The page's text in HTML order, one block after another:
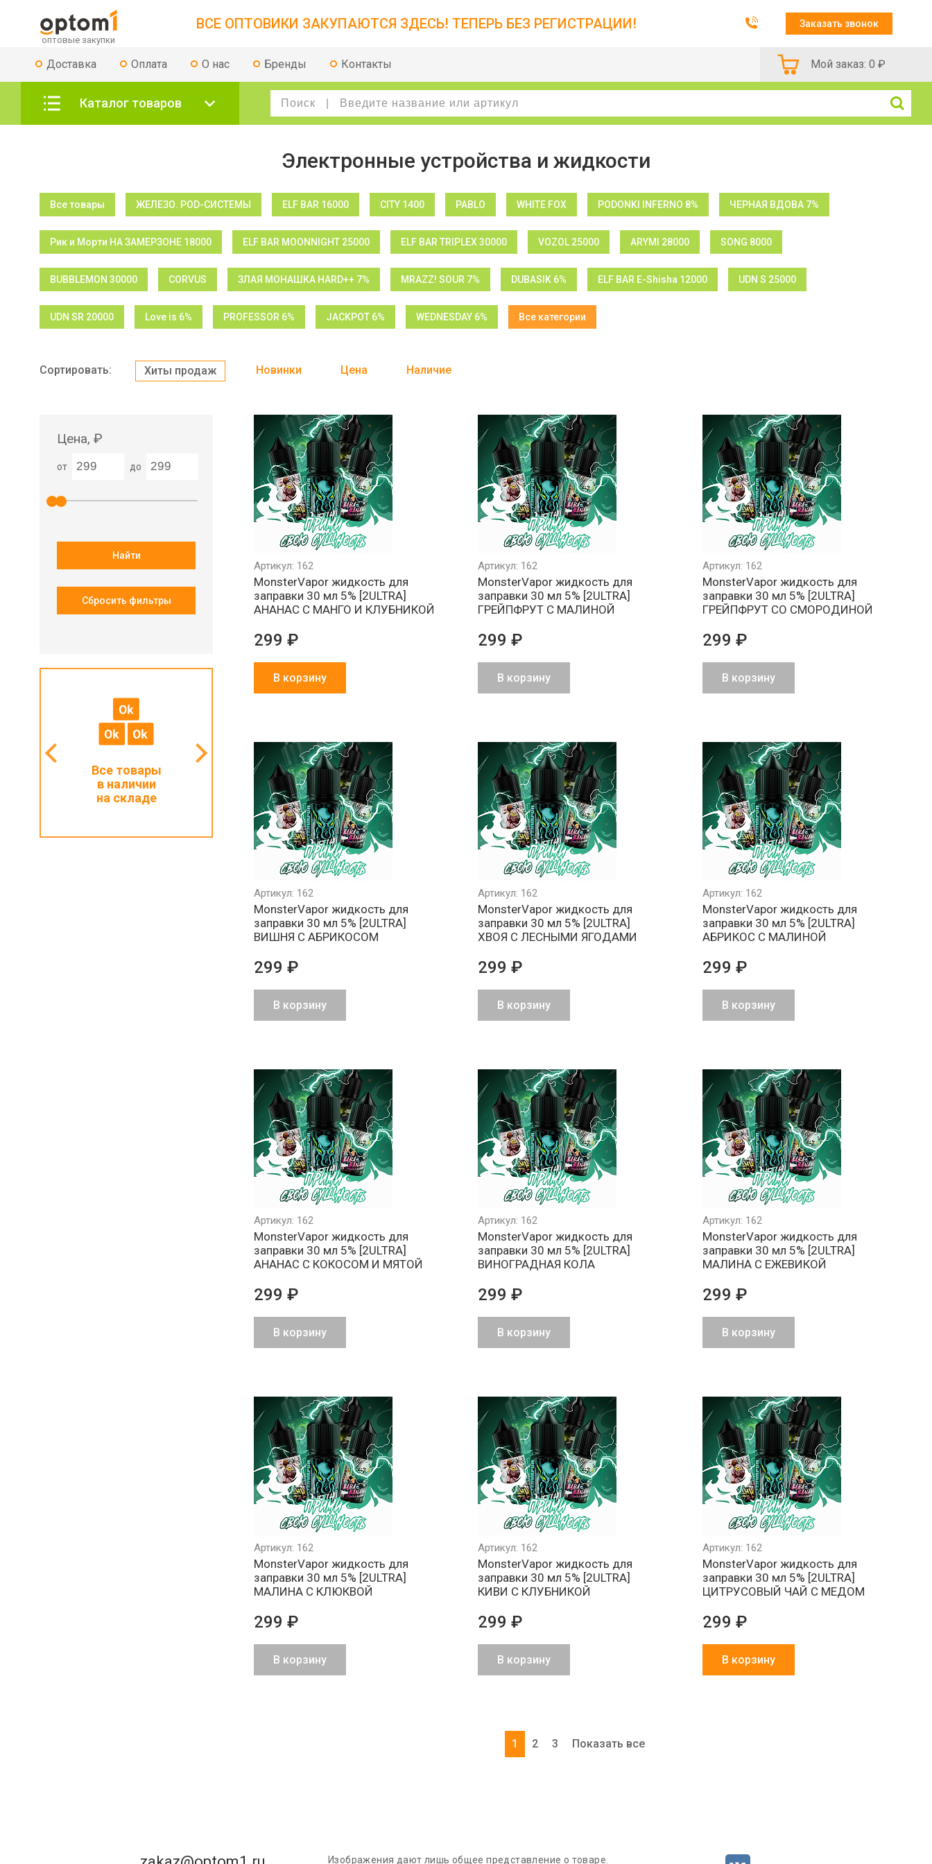
ВСЕ ОПТОВИКИ ЗАКУПАЮТСЯ ЗДЕСЬ! ТЕПЕРЬ БЕЗ РЕГИСТРАЦИИ! Заказать звонок
Доставка Оплата О нас Бренды Контакты Мой заказ: 0 ₽
Каталог товаров
Электронные устройства и жидкости
Все товары ЖЕЛЕЗО. POD-СИСТЕМЫ ELF BAR 16000 CITY 1400 PABLO WHITE FOX PODONKI INFERNO 8% ЧЕРНАЯ ВДОВА 7%
Рик и Морти НА ЗАМЕРЗОНЕ 18000 ELF BAR MOONNIGHT 25000 ELF BAR TRIPLEX 30000 VOZOL 25000 ARYMI 28000 SONG 8000
BUBBLEMON 30000 CORVUS ЗЛАЯ МОНАШКА HARD++ 7% MRAZZ! SOUR 7% DUBASIK 6% ELF BAR E-Shisha 12000 UDN S 25000
UDN SR 20000 Love is 6% PROFESSOR 6% JACKPOT 6% WEDNESDAY 6% Все категории
Сортировать: Хиты продаж Новинки Цена Наличие
Цена, ₽
от до
Найти
Сбросить фильтры
Все товары
в наличии
на складе
Работаем с ИП
и физлицами
Обмен брака
за наш счет
Агрессивно
низкие цены
Более 1500
партнеров в РФ
и СНГ
Минимальный
заказ 1000 ₽
Все товары
в наличии
на складе
Артикул: 162
MonsterVapor жидкость для
заправки 30 мл 5% [2ULTRA]
АНАНАС С МАНГО И КЛУБНИКОЙ
299 ₽
В корзину
Артикул: 162
MonsterVapor жидкость для
заправки 30 мл 5% [2ULTRA]
ГРЕЙПФРУТ С МАЛИНОЙ
299 ₽
В корзину
Артикул: 162
MonsterVapor жидкость для
заправки 30 мл 5% [2ULTRA]
ГРЕЙПФРУТ СО СМОРОДИНОЙ
299 ₽
В корзину
Артикул: 162
MonsterVapor жидкость для
заправки 30 мл 5% [2ULTRA]
ВИШНЯ С АБРИКОСОМ
299 ₽
В корзину
Артикул: 162
MonsterVapor жидкость для
заправки 30 мл 5% [2ULTRA]
ХВОЯ С ЛЕСНЫМИ ЯГОДАМИ
299 ₽
В корзину
Артикул: 162
MonsterVapor жидкость для
заправки 30 мл 5% [2ULTRA]
АБРИКОС С МАЛИНОЙ
299 ₽
В корзину
Артикул: 162
MonsterVapor жидкость для
заправки 30 мл 5% [2ULTRA]
АНАНАС С КОКОСОМ И МЯТОЙ
299 ₽
В корзину
Артикул: 162
MonsterVapor жидкость для
заправки 30 мл 5% [2ULTRA]
ВИНОГРАДНАЯ КОЛА
299 ₽
В корзину
Артикул: 162
MonsterVapor жидкость для
заправки 30 мл 5% [2ULTRA]
МАЛИНА С ЕЖЕВИКОЙ
299 ₽
В корзину
Артикул: 162
MonsterVapor жидкость для
заправки 30 мл 5% [2ULTRA]
МАЛИНА С КЛЮКВОЙ
299 ₽
В корзину
Артикул: 162
MonsterVapor жидкость для
заправки 30 мл 5% [2ULTRA]
КИВИ С КЛУБНИКОЙ
299 ₽
В корзину
Артикул: 162
MonsterVapor жидкость для
заправки 30 мл 5% [2ULTRA]
ЦИТРУСОВЫЙ ЧАЙ С МЕДОМ
299 ₽
В корзину
1 2 3 Показать все
Изображения дают лишь общее представление о товаре.